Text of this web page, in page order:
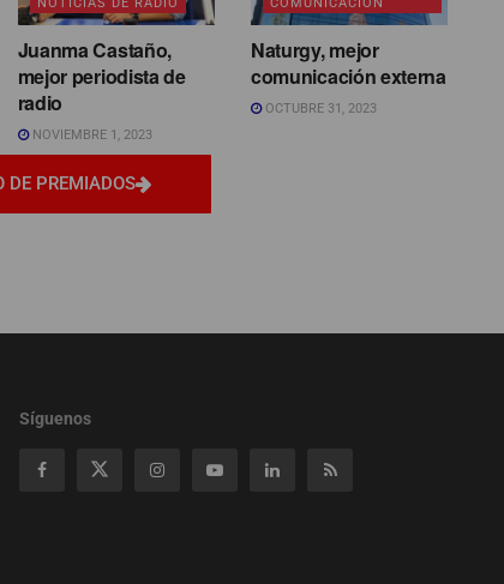
NOTICIAS DE RADIO
Juanma Castaño,
mejor periodista de
radio
NOVIEMBRE 1, 2023
COMUNICACIÓN
Naturgy, mejor
comunicación externa
OCTUBRE 31, 2023
DE PREMIADOS
Síguenos